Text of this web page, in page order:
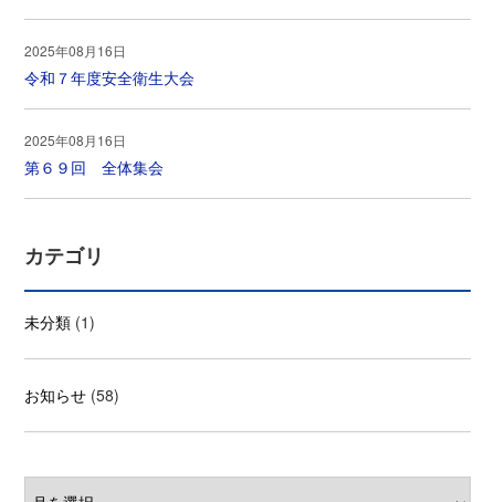
2025年08月16日
令和７年度安全衛生大会
2025年08月16日
第６９回 全体集会
カテゴリ
未分類 (1)
お知らせ (58)